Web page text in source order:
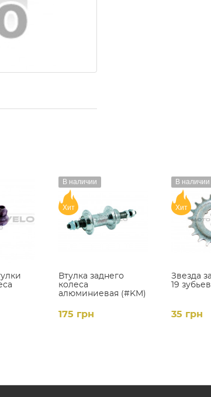
Втулка заднего
колеса
алюминиевая (#KM)
В наличии
Хит
175 грн
Звезда
19 зубьев
В наличии
Хит
35 грн